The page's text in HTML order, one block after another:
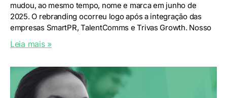
mudou, ao mesmo tempo, nome e marca em junho de
2025. O rebranding ocorreu logo após a integração das
empresas SmartPR, TalentComms e Trivas Growth. Nosso
Leia mais »